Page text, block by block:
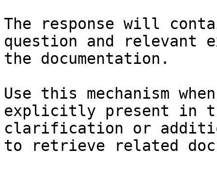
The response will
question and relevant
the documentation.
Use this mechanism
explicitly present in
clarification or